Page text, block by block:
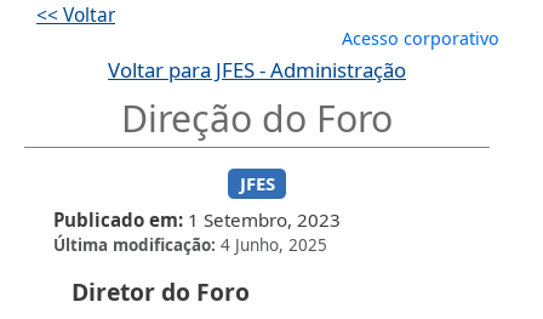
<< Voltar
Menu de
Acesso corporativo
Voltar para JFES - Administração
Direção do Foro
JFES
Publicado em 1 Setembro, 2023
Última modificação 4 Junho, 2025
Diretor do Foro